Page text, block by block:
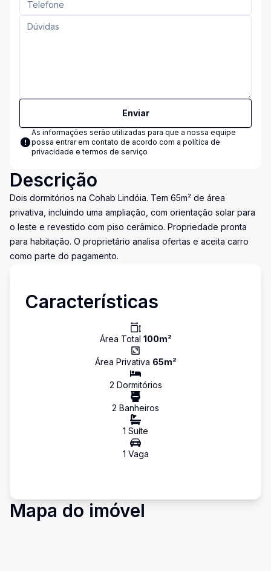
Enviar
As informações serão utilizadas para que a nossa equipe
possa entrar em contato de acordo com a política de
privacidade e termos de serviço
Descrição
Dois dormitórios na Cohab Lindóia. Tem 65m² de área
privativa, incluindo uma ampliação, com orientação solar para
o leste e revestido com piso cerâmico. Propriedade pronta
para habitação. O proprietário analisa ofertas e aceita carro
como parte do pagamento.
Características
Área Total 100m²
Área Privativa 65m²
2 Dormitórios
2 Banheiros
1 Suíte
1 Vaga
Mapa do imóvel